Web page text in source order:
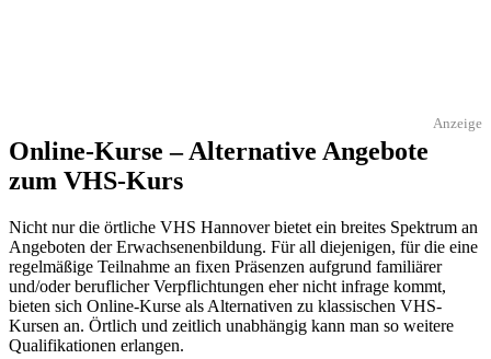
Anzeige
Online-Kurse – Alternative Angebote
zum VHS-Kurs
Nicht nur die örtliche VHS Hannover bietet ein breites Spektrum an
Angeboten der Erwachsenenbildung. Für all diejenigen, für die eine
regelmäßige Teilnahme an fixen Präsenzen aufgrund familiärer
und/oder beruflicher Verpflichtungen eher nicht infrage kommt,
bieten sich Online-Kurse als Alternativen zu klassischen VHS-
Kursen an. Örtlich und zeitlich unabhängig kann man so weitere
Qualifikationen erlangen.